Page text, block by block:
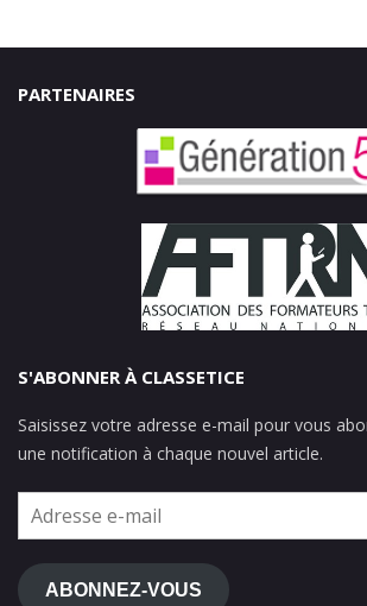
PARTENAIRES
S'ABONNER À CLASSETICE
Saisissez votre adresse e-mail pour vous
une notification à chaque nouvel article.
Adresse
e-
mail
ABONNEZ-VOUS